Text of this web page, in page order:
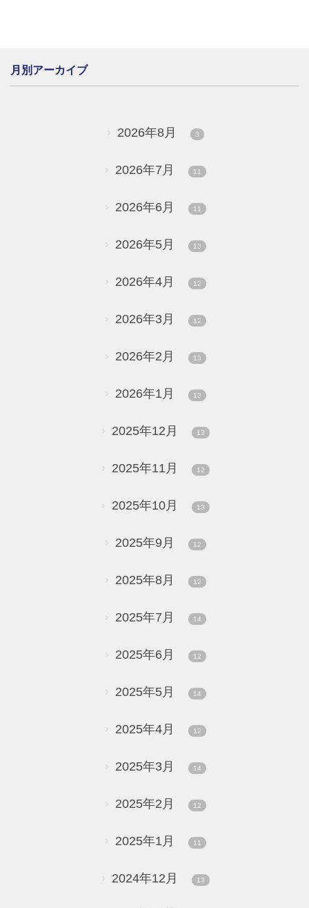
月別アーカイブ
2026年8月 3
2026年7月 11
2026年6月 11
2026年5月 13
2026年4月 12
2026年3月 12
2026年2月 13
2026年1月 13
2025年12月 13
2025年11月 12
2025年10月 13
2025年9月 12
2025年8月 12
2025年7月 14
2025年6月 12
2025年5月 14
2025年4月 12
2025年3月 14
2025年2月 12
2025年1月 11
2024年12月 13